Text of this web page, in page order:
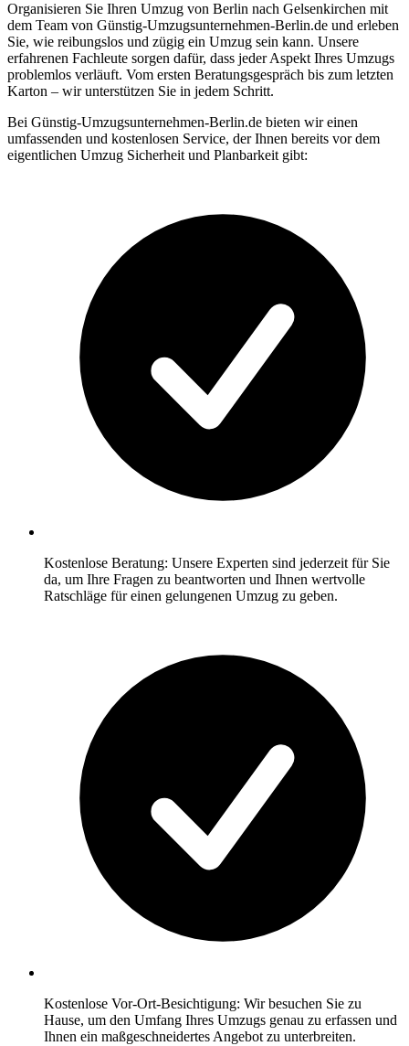
Organisieren Sie Ihren Umzug von Berlin⁠ nach Gelsenkirchen mit
dem Team von Günstig-Umzugsunternehmen-Berlin.de und erleben
Sie, wie reibungslos und zügig ein Umzug sein kann. Unsere
erfahrenen Fachleute sorgen dafür, dass jeder Aspekt Ihres Umzugs
problemlos verläuft. Vom ersten Beratungsgespräch bis zum letzten
Karton – wir unterstützen Sie in jedem Schritt.
Bei Günstig-Umzugsunternehmen-Berlin.de bieten wir einen
umfassenden und kostenlosen Service, der Ihnen bereits vor dem
eigentlichen Umzug Sicherheit und Planbarkeit gibt:
Kostenlose Beratung: Unsere Experten sind jederzeit für Sie
da, um Ihre Fragen zu beantworten und Ihnen wertvolle
Ratschläge für einen gelungenen Umzug zu geben.
Kostenlose Vor-Ort-Besichtigung: Wir besuchen Sie zu
Hause, um den Umfang Ihres Umzugs genau zu erfassen und
Ihnen ein maßgeschneidertes Angebot zu unterbreiten.